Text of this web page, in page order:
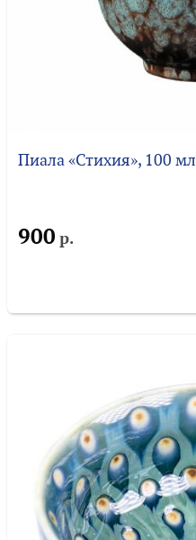
Пиала «Стихия», 100 мл
900 р.